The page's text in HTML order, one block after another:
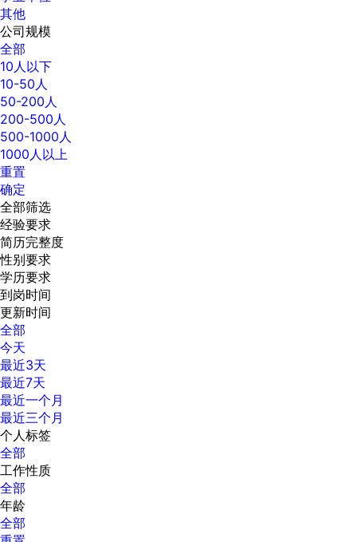
其他
公司规模
全部
10人以下
10-50人
50-200人
200-500人
500-1000人
1000人以上
重置
确定
全部筛选
经验要求
简历完整度
性别要求
学历要求
到岗时间
更新时间
全部
今天
最近3天
最近7天
最近一个月
最近三个月
个人标签
全部
工作性质
全部
年龄
全部